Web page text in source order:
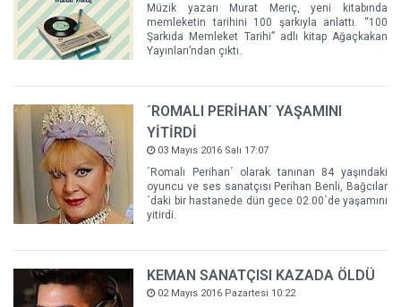
Müzik yazarı Murat Meriç, yeni kitabında
memleketin tarihini 100 şarkıyla anlattı. “100
Şarkıda Memleket Tarihi” adlı kitap Ağaçkakan
Yayınları’ndan çıktı.
´ROMALI PERİHAN´ YAŞAMINI
YİTİRDİ
03 Mayıs 2016 Salı 17:07
´Romalı Perihan´ olarak tanınan 84 yaşındaki
oyuncu ve ses sanatçısı Perihan Benli, Bağcılar
´daki bir hastanede dün gece 02.00´de yaşamını
yitirdi.
KEMAN SANATÇISI KAZADA ÖLDÜ
02 Mayıs 2016 Pazartesi 10:22